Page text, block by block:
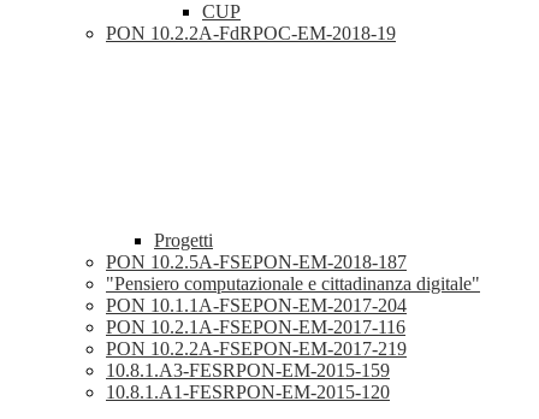
CUP
PON 10.2.2A-FdRPOC-EM-2018-19
Progetti
PON 10.2.5A-FSEPON-EM-2018-187
"Pensiero computazionale e cittadinanza digitale"
PON 10.1.1A-FSEPON-EM-2017-204
PON 10.2.1A-FSEPON-EM-2017-116
PON 10.2.2A-FSEPON-EM-2017-219
10.8.1.A3-FESRPON-EM-2015-159
10.8.1.A1-FESRPON-EM-2015-120